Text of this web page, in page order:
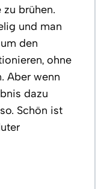
brühen.
und man
den
ohne
Aber wenn
dazu
Schön ist